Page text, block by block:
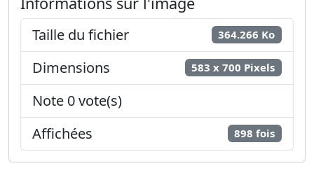
Taille du fichier 364.266 Ko
Dimensions 583 x 700 Pixels
Note 0 vote(s)
Affichées
898 fois